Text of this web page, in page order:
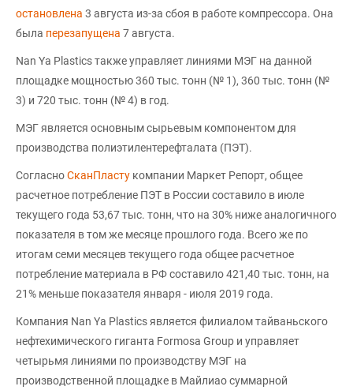
остановлена 3 августа из-за сбоя в работе компрессора. Она
была перезапущена 7 августа.
Nan Ya Plastics также управляет линиями МЭГ на данной
площадке мощностью 360 тыс. тонн (№ 1), 360 тыс. тонн (№
3) и 720 тыс. тонн (№ 4) в год.
МЭГ является основным сырьевым компонентом для
производства полиэтилентерефталата (ПЭТ).
СогласноСканПласту компании Маркет Репорт, общее
расчетное потребление ПЭТ в России составило в июле
текущего года 53,67 тыс. тонн, что на 30% ниже аналогичного
показателя в том же месяце прошлого года. Всего же по
итогам семи месяцев текущего года общее расчетное
потребление материала в РФ составило 421,40 тыс. тонн, на
21% меньше показателя января - июля 2019 года.
Компания Nan Ya Plastics является филиалом тайваньского
нефтехимического гиганта Formosa Group и управляет
четырьмя линиями по производству МЭГ на
производственной площадке в Майлиао суммарной